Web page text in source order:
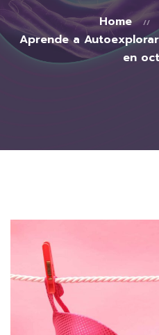
Home
Aprende a
en